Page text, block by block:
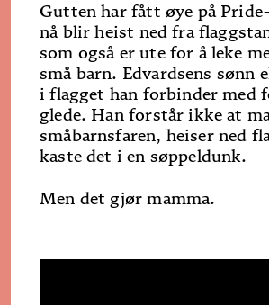
Gutten har fått øye på
nå blir heist ned fra
som også er ute for å leke
små barn. Edvardsens sønn
i flagget han forbinder med
glede. Han forstår ikke at
småbarnsfaren, heiser ned
kaste det i en søppeldunk.
Men det gjør mamma.